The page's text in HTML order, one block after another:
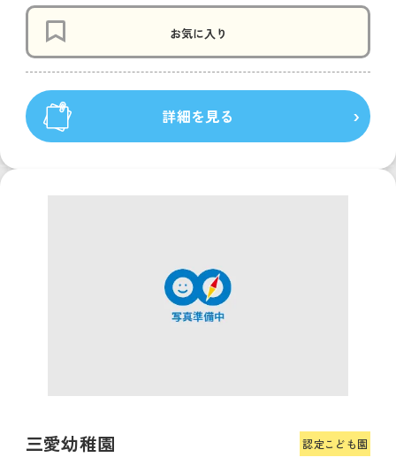
お気に入り
詳細を見る
三愛幼稚園 認定こども園